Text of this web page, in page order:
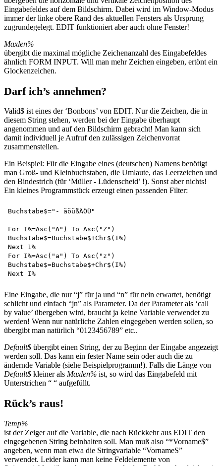
Eingabefeldes auf dem Bildschirm. Dabei wird im Window-Modus
immer der linke obere Rand des aktuellen Fensters als Ursprung
zugrundegelegt. EDIT funktioniert aber auch ohne Fenster!
Maxlen%
übergibt die maximal mögliche Zeichenanzahl des Eingabefeldes
ähnlich FORM INPUT. Will man mehr Zeichen eingeben, ertönt ein
Glockenzeichen.
Darf ich’s annehmen?
Valid$ ist eines der ‘Bonbons’ von EDIT. Nur die Zeichen, die in
diesem String stehen, werden bei der Eingabe überhaupt
angenommen und auf den Bildschirm gebracht! Man kann sich
damit individuell je Aufruf den zulässigen Zeichenvorrat
zusammenstellen.
Ein Beispiel: Für die Eingabe eines (deutschen) Namens benötigt
man Groß- und Kleinbuchstaben, die Umlaute, das Leerzeichen und
den Bindestrich (für ‘Müller - Lüdenscheid’ !). Sonst aber nichts!
Ein kleines Programmstück erzeugt einen passenden Filter:
Buchstabe$="- äöüßÄÖÜ"
For I%=Asc("A") To Asc("Z")
Buchstabe$=Buchstabe$+Chr$(I%)
Next 1%
For I%=Asc("a") To Asc("z")
Buchstabe$=Buchstabe$+Chr$(I%)
Eine Eingabe, die nur “j” für ja und “n” für nein erwartet, benötigt
schlicht und einfach “jn” als Parameter. Da der Parameter als ‘call
by value’ übergeben wird, braucht ja keine Variable verwendet zu
werden! Wenn nur natürliche Zahlen eingegeben werden sollen, so
übergibt man natürlich “0123456789” etc..
Default$ übergibt einen String, der zu Beginn der Eingabe angezeigt
werden soll. Das kann ein fester Name sein oder auch die zu
ändernde Variable (siehe Beispielprogramm!). Falls die Länge von
Default$ kleiner als Maxlen% ist, so wird das Eingabefeld mit
Unterstrichen “ “ aufgefüllt.
Rück’s raus!
Temp%
ist der Zeiger auf die Variable, die nach Rückkehr aus EDIT den
eingegebenen String beinhalten soll. Man muß also “*Vorname$”
angeben, wenn man etwa die Stringvariable “VornameS”
verwendet. Leider kann man keine Feldelemente von